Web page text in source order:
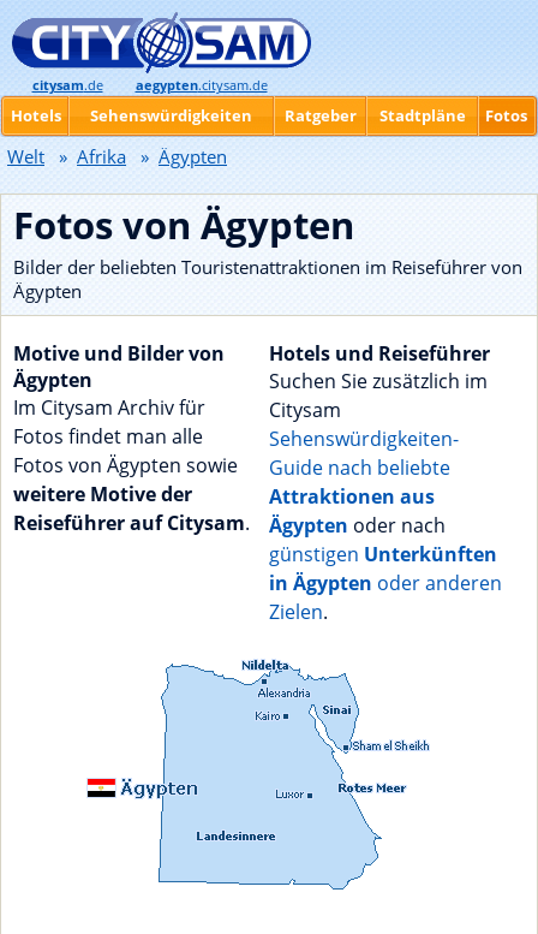
Fotos von Ägypten
Bilder der beliebten Touristenattraktionen im Reiseführer von
Ägypten
Motive und Bilder von
Ägypten
Im Citysam Archiv für
Fotos findet man alle
Fotos von Ägypten sowie
weitere Motive der
Reiseführer auf Citysam.
Hotels und Reiseführer
Suchen Sie zusätzlich im
Citysam
Sehenswürdigkeiten-
Guide nach beliebte
Attraktionen aus
Ägypten oder nach
günstigen Unterkünften
in Ägypten oder anderen
Zielen.
citysam.de aegypten.citysam.de
Hotels Sehenswürdigkeiten Ratgeber Stadtpläne Fotos
Welt » Afrika » Ägypten